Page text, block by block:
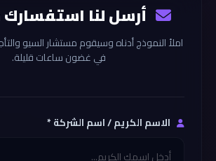
أرسل لنا
املأ النموذج أدناه وسيقوم مستشار السيو
في غضون ساعات قليلة.
الاسم الكريم / اسم الشركة *